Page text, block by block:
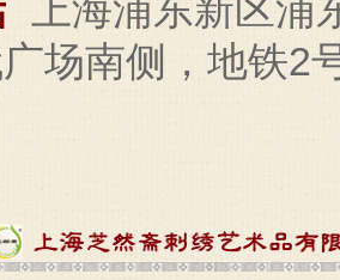
上海浦东新区浦
场南侧，地铁2